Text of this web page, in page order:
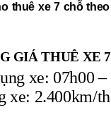
thuê xe 7 chỗ
GIÁ THUÊ XE
xe: 07h00
xe: 2.400km/